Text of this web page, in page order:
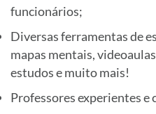
funcionários;
Diversas ferramentas de
mapas mentais,
estudos e muito mais!
Professores experientes e